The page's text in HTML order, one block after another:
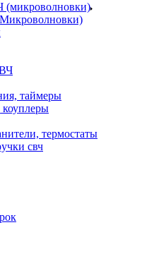
(микроволновки)
таймеры
коуплеры
термостаты
свч